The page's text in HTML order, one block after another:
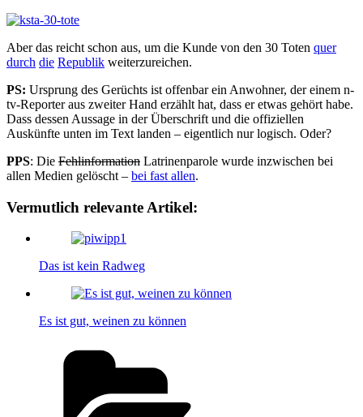
Aber das reicht schon aus, um die Kunde von den 30 Toten quer
durch die Republik weiterzureichen.
PS: Ursprung des Gerüchts ist offenbar ein Anwohner, der einem n-
tv-Reporter aus zweiter Hand erzählt hat, dass er etwas gehört habe.
Dass dessen Aussage in der Überschrift und die offiziellen
Auskünfte unten im Text landen – eigentlich nur logisch. Oder?
PPS: Die Fehlinformation Latrinenparole wurde inzwischen bei
allen Medien gelöscht – bei fast allen.
Vermutlich relevante Artikel:
Das ist kein Radweg
Es ist gut, weinen zu können